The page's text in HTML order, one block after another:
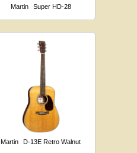
Martin Super HD-28
Martin D-13E Retro Walnut